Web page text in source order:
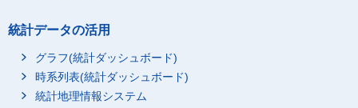
統計データの活用
グラフ(統計ダッシュボード)
時系列表(統計ダッシュボード)
統計地理情報システム